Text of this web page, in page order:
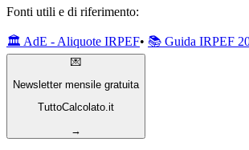
Fonti utili e di riferimento:
🏛️ AdE - Aliquote IRPEF• 📚 Guida IRPEF
💌
Newsletter mensile gratuita
TuttoCalcolato.it
→